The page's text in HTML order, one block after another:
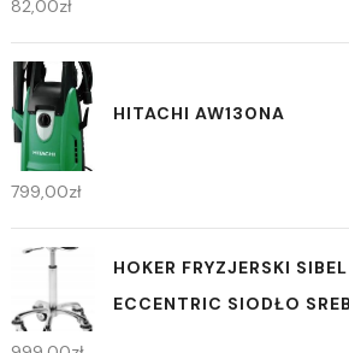
82,00zł
HITACHI AW130NA
799,00zł
HOKER FRYZJERSKI SIBEL
ECCENTRIC SIODŁO